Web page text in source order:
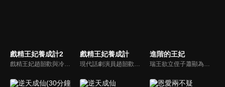
戲精王妃養成計2
戲精王妃趙韶歡與冷面王爺南宮景在共同經歷了許多事後，兩人之間的感情發生了微妙的變化。南宮景開始幫助趙韶歡去完成她一直想完成的話劇事業，這一切趙韶歡都看在眼裡...
戲精王妃養成計
現代話劇演員趙韶歡在古代被迫營業，讓一個即將解散的戲班重新振作，運用現代的思想，創造一代話劇傳奇。在此過程中，趙韶歡與南宮景情愫漸生，展開了一系列啼笑皆非又浪漫溫情的故事。
進階的王妃
瑞王欲立侄子蕭顯為嗣，蕭顯卻深愛農女林紅兒。權勢豪紳徐知禮設局，令紅兒家破人亡，女兒徐紫宜冒名入府。毀容重生的紅兒化名洪琳琅潛入王府，以琴師之姿展開復仇。她與徐紫宜明爭暗鬥，真相逐步揭曉。最終，權謀敗落，紅兒攜手申屠羽遠走江湖。